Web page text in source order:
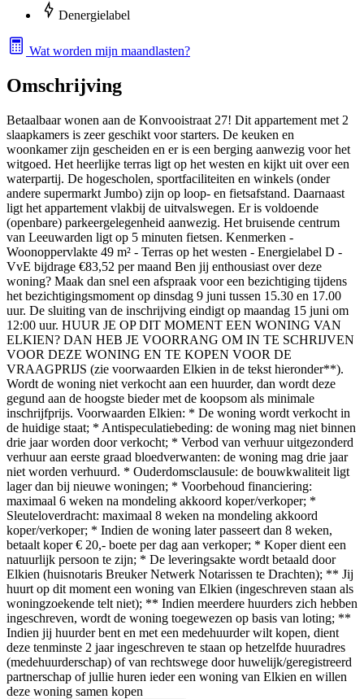
Denergielabel
Wat worden mijn maandlasten?
Omschrijving
Betaalbaar wonen aan de Konvooistraat 27! Dit appartement met 2
slaapkamers is zeer geschikt voor starters. De keuken en
woonkamer zijn gescheiden en er is een berging aanwezig voor het
witgoed. Het heerlijke terras ligt op het westen en kijkt uit over een
waterpartij. De hogescholen, sportfaciliteiten en winkels (onder
andere supermarkt Jumbo) zijn op loop- en fietsafstand. Daarnaast
ligt het appartement vlakbij de uitvalswegen. Er is voldoende
(openbare) parkeergelegenheid aanwezig. Het bruisende centrum
van Leeuwarden ligt op 5 minuten fietsen. Kenmerken -
Woonoppervlakte 49 m² - Terras op het westen - Energielabel D -
VvE bijdrage €83,52 per maand Ben jij enthousiast over deze
woning? Maak dan snel een afspraak voor een bezichtiging tijdens
het bezichtigingsmoment op dinsdag 9 juni tussen 15.30 en 17.00
uur. De sluiting van de inschrijving eindigt op maandag 15 juni om
12:00 uur. HUUR JE OP DIT MOMENT EEN WONING VAN
ELKIEN? DAN HEB JE VOORRANG OM IN TE SCHRIJVEN
VOOR DEZE WONING EN TE KOPEN VOOR DE
VRAAGPRIJS (zie voorwaarden Elkien in de tekst hieronder**).
Wordt de woning niet verkocht aan een huurder, dan wordt deze
gegund aan de hoogste bieder met de koopsom als minimale
inschrijfprijs. Voorwaarden Elkien: * De woning wordt verkocht in
de huidige staat; * Antispeculatiebeding: de woning mag niet binnen
drie jaar worden door verkocht; * Verbod van verhuur uitgezonderd
verhuur aan eerste graad bloedverwanten: de woning mag drie jaar
niet worden verhuurd. * Ouderdomsclausule: de bouwkwaliteit ligt
lager dan bij nieuwe woningen; * Voorbehoud financiering:
maximaal 6 weken na mondeling akkoord koper/verkoper; *
Sleuteloverdracht: maximaal 8 weken na mondeling akkoord
koper/verkoper; * Indien de woning later passeert dan 8 weken,
betaalt koper € 20,- boete per dag aan verkoper; * Koper dient een
natuurlijk persoon te zijn; * De leveringsakte wordt betaald door
Elkien (huisnotaris Breuker Netwerk Notarissen te Drachten); ** Jij
huurt op dit moment een woning van Elkien (ingeschreven staan als
woningzoekende telt niet); ** Indien meerdere huurders zich hebben
ingeschreven, wordt de woning toegewezen op basis van loting; **
Indien jij huurder bent en met een medehuurder wilt kopen, dient
deze tenminste 2 jaar ingeschreven te staan op hetzelfde huuradres
(medehuurderschap) of van rechtswege door huwelijk/geregistreerd
partnerschap of jullie huren ieder een woning van Elkien en willen
deze woning samen kopen